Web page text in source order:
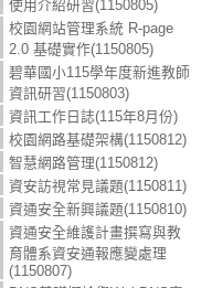
使用介紹研習(1150805)
校園網站管理系統 R-page
2.0 基礎實作(1150805)
碧華國小115學年度新進教師
資訊研習(1150803)
資訊工作日誌(115年8月份)
校園網路基礎架構(1150812)
智慧網路管理(1150812)
資安訪視常見議題(1150811)
資通安全新興議題(1150810)
資通安全維護計畫撰寫與教
育體系資安通報應變處理
(1150807)